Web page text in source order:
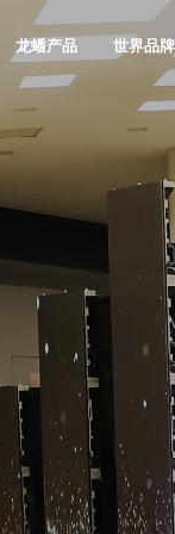
龙蟠产品 世界品牌